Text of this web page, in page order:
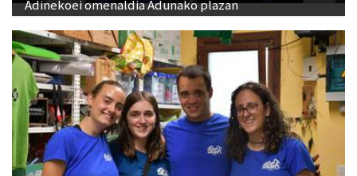
Adinekoei omenaldia Adunako plazan